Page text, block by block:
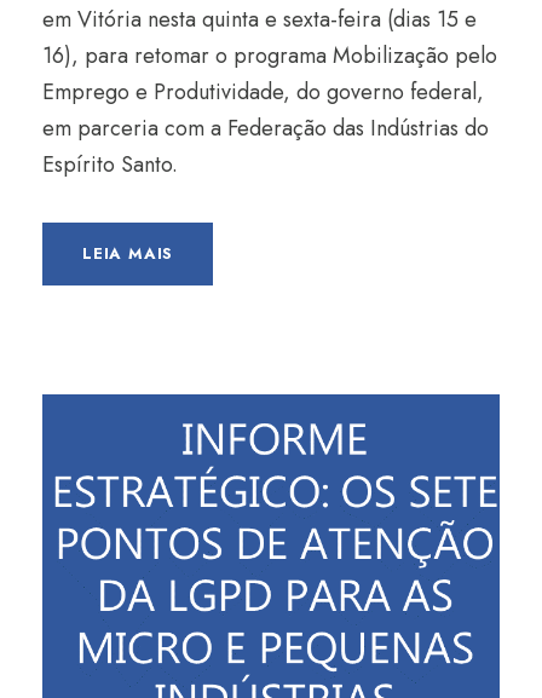
em Vitória nesta quinta e sexta-feira (dias 15 e
16), para retomar o programa Mobilização pelo
Emprego e Produtividade, do governo federal,
em parceria com a Federação das Indústrias do
Espírito Santo.
LEIA MAIS